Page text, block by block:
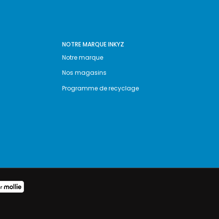
NOTRE MARQUE INKYZ
Notre marque
Nos magasins
Programme de recyclage